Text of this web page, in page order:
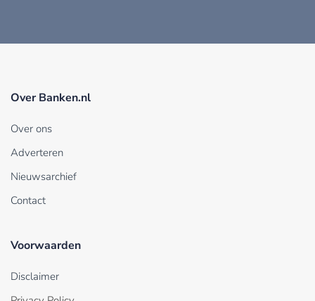
Over Banken.nl
Over ons
Adverteren
Nieuwsarchief
Contact
Voorwaarden
Disclaimer